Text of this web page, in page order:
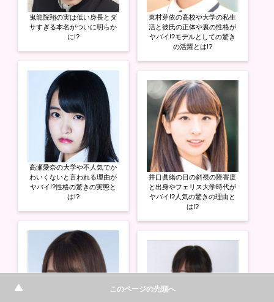
鬼龍院翔の実は低い身長とダ
サすぎる本名がついに明らか
に!?
高瀬愛奈の大学や不人気でか
わいくないと言われる理由が
ヤバイ!?性格の驚きの実態と
は!?
東村芽依の高校や大学の私生
活と彼氏の正体や裏の性格が
ヤバイ!?モデルとしての驚き
の活躍とは!?
井口眞緒の目の斜視の障害度
と出身やフェリス大学時代が
ヤバイ!?人気の驚きの理由と
は!?
このページの先頭へ